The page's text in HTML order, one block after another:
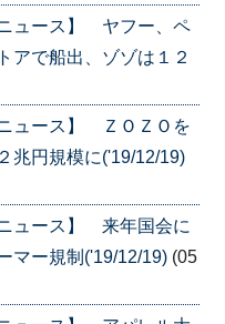
ュース】 ヤフー、ペ
アで船出、ゾゾは１２
ュース】 ＺＯＺＯを
兆円規模に('19/12/19)
ュース】 来年国会に
マー規制('19/12/19) (05